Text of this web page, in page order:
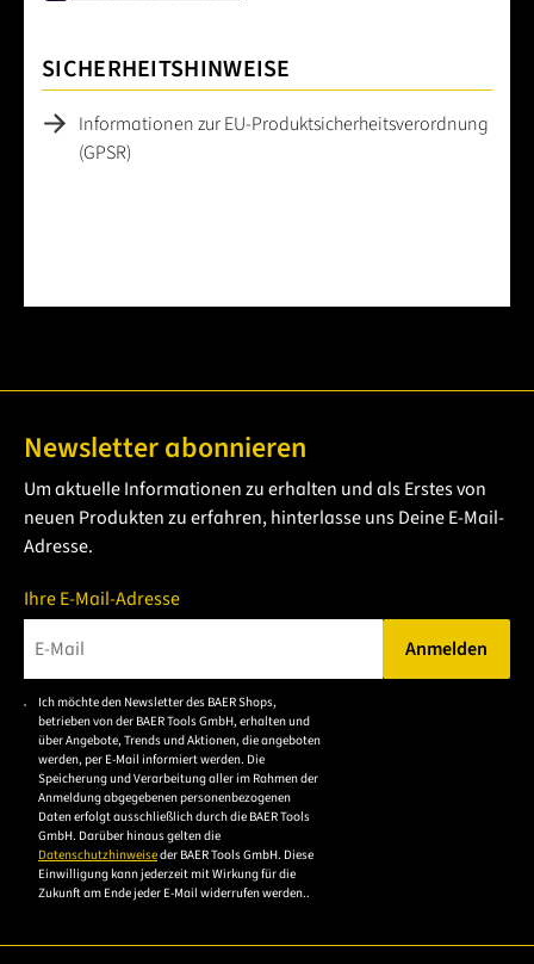
SICHERHEITSHINWEISE
Informationen zur EU-Produktsicherheitsverordnung
(GPSR)
Newsletter abonnieren
Um aktuelle Informationen zu erhalten und als Erstes von
neuen Produkten zu erfahren, hinterlasse uns Deine E-Mail-
Adresse.
Ihre E-Mail-Adresse
Bitte geben Sie eine gültige E-Mail-Adresse ein.
Anmelden
Ich möchte den Newsletter des BAER Shops,
betrieben von der BAER Tools GmbH, erhalten und
über Angebote, Trends und Aktionen, die angeboten
werden, per E-Mail informiert werden. Die
Speicherung und Verarbeitung aller im Rahmen der
Anmeldung abgegebenen personenbezogenen
Daten erfolgt ausschließlich durch die BAER Tools
GmbH. Darüber hinaus gelten die
Datenschutzhinweiseder BAER Tools GmbH. Diese
Einwilligung kann jederzeit mit Wirkung für die
Zukunft am Ende jeder E-Mail widerrufen werden..